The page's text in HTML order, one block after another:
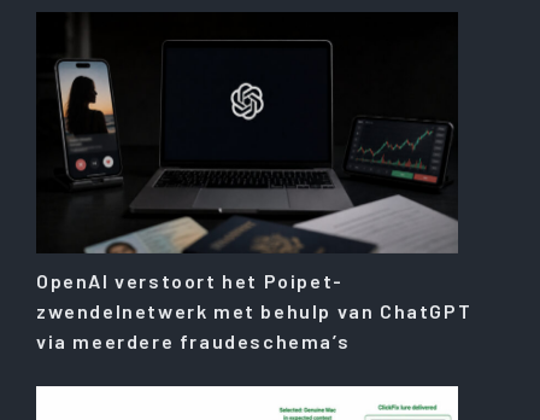
OpenAI verstoort het Poipet-
zwendelnetwerk met behulp van ChatGPT
via meerdere fraudeschema’s